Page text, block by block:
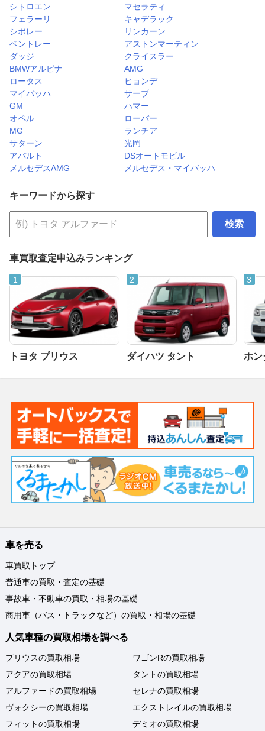
シトロエン
マセラティ
フェラーリ
キャデラック
シボレー
リンカーン
ベントレー
アストンマーティン
ダッジ
クライスラー
BMWアルピナ
AMG
ロータス
ヒョンデ
マイバッハ
サーブ
GM
ハマー
オペル
ローバー
MG
ランチア
サターン
光岡
アバルト
DSオートモビル
メルセデスAMG
メルセデス・マイバッハ
キーワードから探す
検索
車買取査定申込みランキング
トヨタ プリウス ダイハツ タント ホン
車を売る
車買取トップ
普通車の買取・査定の基礎
事故車・不動車の買取・相場の基礎
商用車（バス・トラックなど）の買取・相場の基礎
人気車種の買取相場を調べる
プリウスの買取相場
アクアの買取相場
アルファードの買取相場
ヴォクシーの買取相場
フィットの買取相場
ワゴンRの買取相場
タントの買取相場
セレナの買取相場
エクストレイルの買取相場
デミオの買取相場